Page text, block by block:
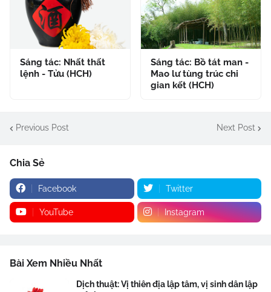
Sáng tác: Nhất thất
lệnh - Tửu (HCH)
Sáng tác: Bồ tát man -
Mao lư tùng trúc chi
gian kết (HCH)
Previous Post Next Post
Chia Sẻ
Facebook Twitter
YouTube Instagram
Bài Xem Nhiều Nhất
Dịch thuật: Vị thiên địa lập tâm, vị sinh dân lập